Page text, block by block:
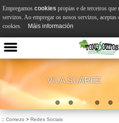
VILA SUÁREZ
:: Comezo > Redes Sociais
Empregamos cookies propias e de terceiros
servizos. Ao empregar os nosos servizos, aceptas
cookies.
Máis información